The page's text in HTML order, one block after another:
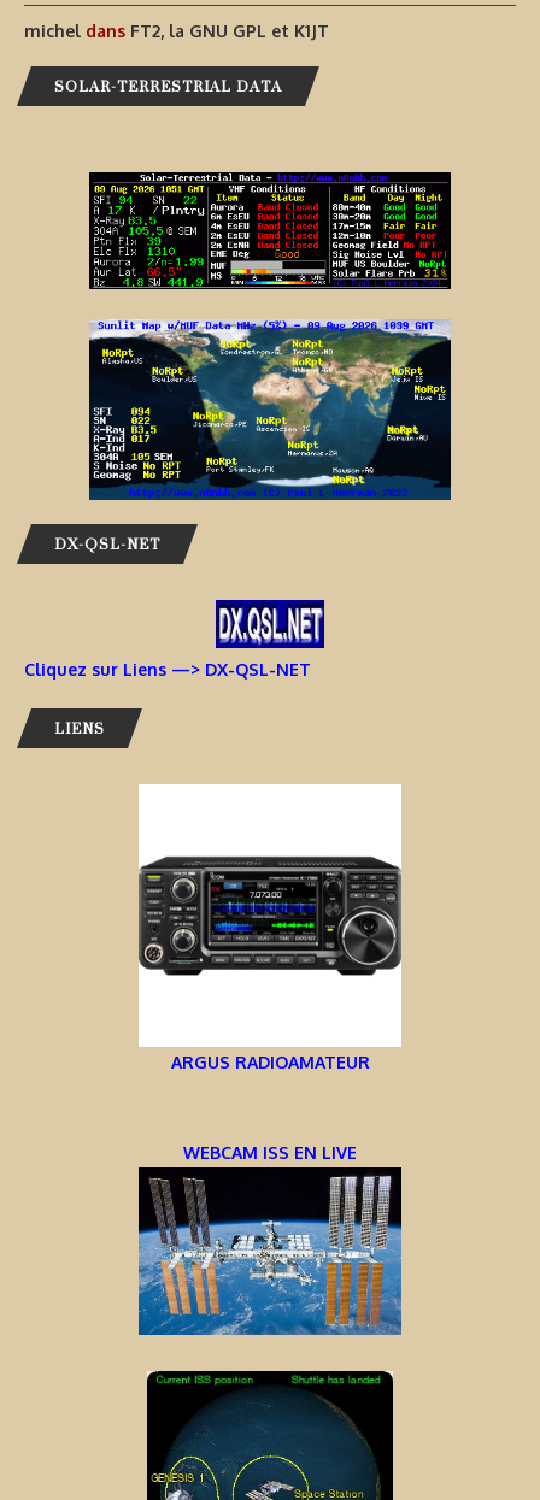
michel dans FT2, la GNU GPL et K1JT
SOLAR-TERRESTRIAL DATA
DX-QSL-NET
Cliquez sur Liens —> DX-QSL-NET
LIENS
ARGUS RADIOAMATEUR
WEBCAM ISS EN LIVE